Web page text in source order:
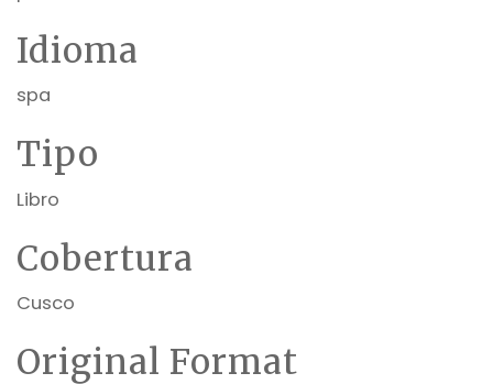
Idioma
spa
Tipo
Libro
Cobertura
Cusco
Original Format